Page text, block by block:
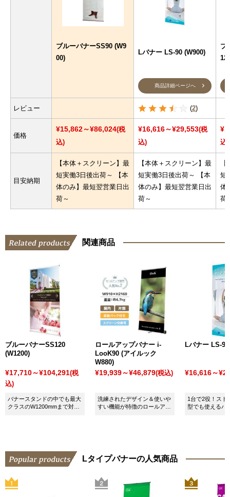
ブルーバナーSS90 (W9
00)
Lバナー LS-90 (W900)
ブ
商品詳細ページへ
レビュー (2)
価格
¥15,862～¥86,024(税
込)
¥16,616～¥29,553(税
込)
込)
目安納期
【本体＋スクリーン】最
短実働3日後出荷～ 【本
体のみ】最短翌営業日出
荷～
【本体＋スクリーン】最
短実働3日後出荷～ 【本
体のみ】最短翌営業日出
荷～
短
体
荷
関連商品
ブルーバナーSS120
(W1200)
¥17,710～¥104,291(税
込)
バナースタンドの中でも最大
クラスのW1200mmまで対応
ロールアップバナー i-
LooK90 (アイルック
W880)
¥19,939～¥46,879(税込)
洗練されたデザイン＆使いや
すい機能が特徴のロールアッ
Lバナー LS-
¥16,616～
1台で2役！スト
型でも使えるバ
Lタイプバナーの人気商品